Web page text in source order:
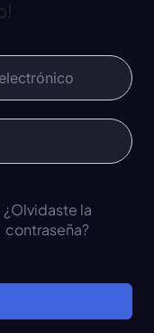
¿Olvidaste la
contraseña?